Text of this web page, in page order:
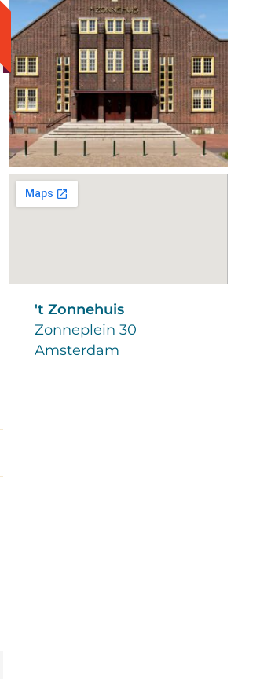
't Zonnehuis
Zonneplein 30
Amsterdam